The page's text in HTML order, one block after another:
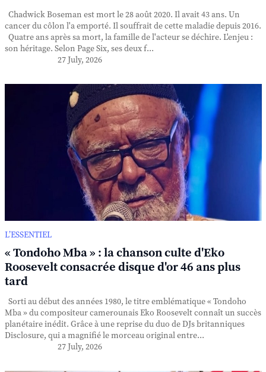
Chadwick Boseman est mort le 28 août 2020. Il avait 43 ans. Un
cancer du côlon l'a emporté. Il souffrait de cette maladie depuis 2016.
Quatre ans après sa mort, la famille de l'acteur se déchire. L'enjeu :
son héritage. Selon Page Six, ses deux f...
27 July, 2026
L’ESSENTIEL
« Tondoho Mba » : la chanson culte d'Eko
Roosevelt consacrée disque d'or 46 ans plus
tard
Sorti au début des années 1980, le titre emblématique « Tondoho
Mba » du compositeur camerounais Eko Roosevelt connaît un succès
planétaire inédit. Grâce à une reprise du duo de DJs britanniques
Disclosure, qui a magnifié le morceau original entre...
27 July, 2026